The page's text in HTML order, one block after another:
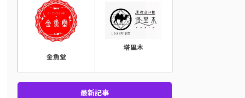
金魚堂
塔里木
最新記事